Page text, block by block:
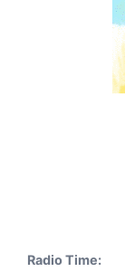
Radio Time: